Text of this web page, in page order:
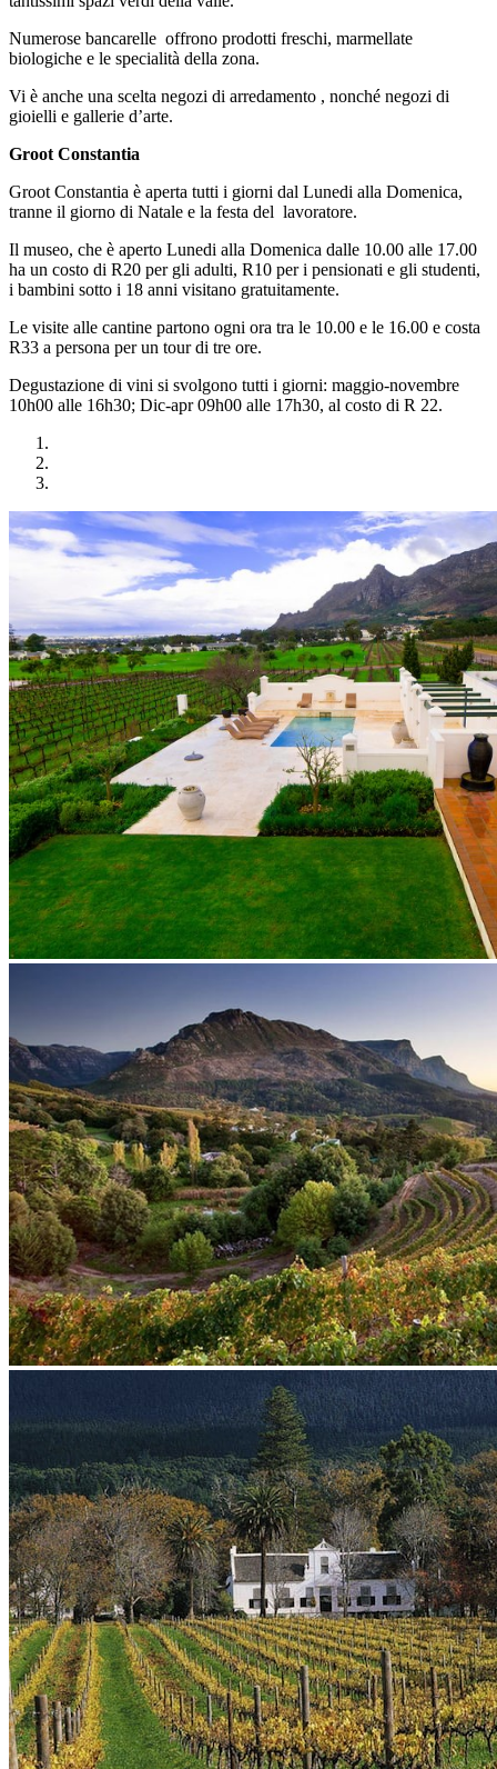
Numerose bancarelle offrono prodotti freschi, marmellate
biologiche e le specialità della zona.
Vi è anche una scelta negozi di arredamento , nonché negozi di
gioielli e gallerie d’arte.
Groot Constantia
Groot Constantia è aperta tutti i giorni dal Lunedi alla Domenica,
tranne il giorno di Natale e la festa del lavoratore.
Il museo, che è aperto Lunedi alla Domenica dalle 10.00 alle 17.00
ha un costo di R20 per gli adulti, R10 per i pensionati e gli studenti,
i bambini sotto i 18 anni visitano gratuitamente.
Le visite alle cantine partono ogni ora tra le 10.00 e le 16.00 e costa
R33 a persona per un tour di tre ore.
Degustazione di vini si svolgono tutti i giorni: maggio-novembre
10h00 alle 16h30; Dic-apr 09h00 alle 17h30, al costo di R 22.